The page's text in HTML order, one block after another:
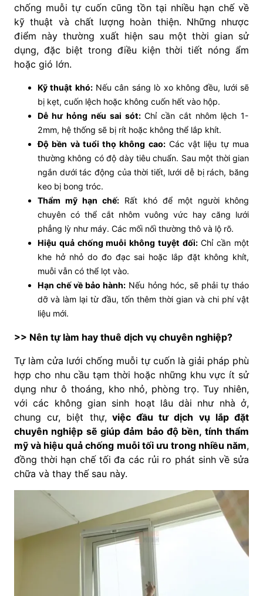
chống muỗi tự cuốn cũng tồn tại nhiều hạn chế về
kỹ thuật và chất lượng hoàn thiện. Những nhược
điểm này thường xuất hiện sau một thời gian sử
dụng, đặc biệt trong điều kiện thời tiết nóng ẩm
hoặc gió lớn.
Kỹ thuật khó:Nếu cân sáng lò xo không đều, lưới sẽ
bị kẹt, cuốn lệch hoặc không cuốn hết vào hộp.
Dễ hư hỏng nếu sai sót:Chỉ cần cắt nhôm lệch 1-
2mm, hệ thống sẽ bị rít hoặc không thể lắp khít.
Độ bền và tuổi thọ không cao:Các vật liệu tự mua
thường không có độ dày tiêu chuẩn. Sau một thời gian
ngắn dưới tác động của thời tiết, lưới dễ bị rách, băng
keo bị bong tróc.
Thẩm mỹ hạn chế: Rất khó để một người không
chuyên có thể cắt nhôm vuông vức hay căng lưới
phẳng lỳ như máy. Các mối nối thường thô và lộ rõ.
Hiệu quả chống muỗi không tuyệt đối:Chỉ cần một
khe hở nhỏ do đo đạc sai hoặc lắp đặt không khít,
muỗi vẫn có thể lọt vào.
Hạn chế về bảo hành: Nếu hỏng hóc, sẽ phải tự tháo
dỡ và làm lại từ đầu, tốn thêm thời gian và chi phí vật
liệu mới.
>> Nên tự làm hay thuê dịch vụ chuyên nghiệp?
Tự làm cửa lưới chống muỗi tự cuốn là giải pháp phù
hợp cho nhu cầu tạm thời hoặc những khu vực ít sử
dụng như ô thoáng, kho nhỏ, phòng trọ. Tuy nhiên,
với các không gian sinh hoạt lâu dài như nhà ở,
chung cư, biệt thự,việc đầu tư dịch vụ lắp đặt
chuyên nghiệp sẽ giúp đảm bảo độ bền, tính thẩm
mỹ và hiệu quả chống muỗi tối ưu trong nhiều năm,
đồng thời hạn chế tối đa các rủi ro phát sinh về sửa
chữa và thay thế sau này.